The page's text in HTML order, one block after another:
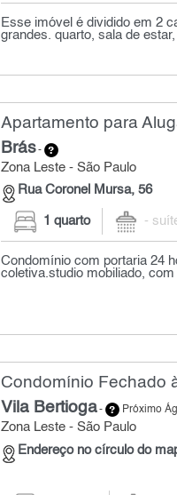
Esse imóvel é dividido em 2
grandes. quarto, sala de
Apartamento para
Brás-
Zona Leste - São Paulo
Rua Coronel Mursa, 56
1 quarto -
Condomínio com portaria 24
coletiva.studio mobiliado,
Condomínio Fechado
Vila Bertioga- Próximo
Zona Leste - São Paulo
Endereço no círculo do